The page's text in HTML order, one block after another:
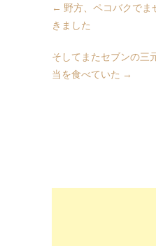
← 野方、ペコバクでま
きました
そしてまたセブンの三
当を食べていた →